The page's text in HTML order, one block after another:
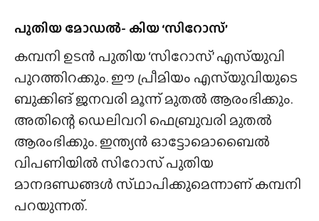
പുതിയ മോഡൽ- കിയ ‘സിറോസ്’
കമ്പനി ഉടൻ പുതിയ ‘സിറോസ്’ എസ്‌യുവി
പുറത്തിറക്കും. ഈ പ്രീമിയം എസ്‌യുവിയുടെ
ബുക്കിങ് ജനവരി മൂന്ന് മുതൽ ആരംഭിക്കും.
അതിന്റെ ഡെലിവറി ഫെബ്രുവരി മുതൽ
ആരംഭിക്കും. ഇന്ത്യൻ ഓട്ടോമൊബൈൽ
വിപണിയിൽ സിറോസ് പുതിയ
മാനദണ്ഡങ്ങൾ സ്‌ഥാപിക്കുമെന്നാണ് കമ്പനി
പറയുന്നത്.